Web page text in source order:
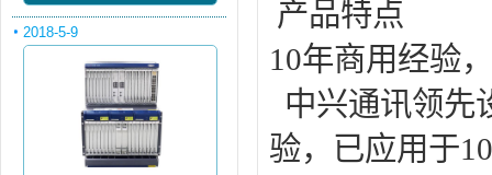
2018-5-9
产品特点
10年商用经验
中兴通讯领先
验，已应用于